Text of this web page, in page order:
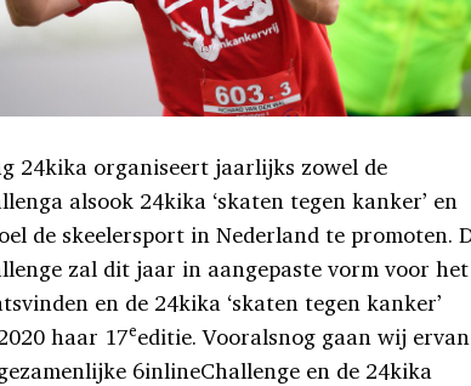
24kika organiseert jaarlijks zowel de
alsook 24kika ‘skaten tegen kanker’ en
de skeelersport in Nederland te promoten.
zal dit jaar in aangepaste vorm voor het
en de 24kika ‘skaten tegen kanker’
haar 17eeditie. Vooralsnog gaan wij ervan
6inlineChallenge en de 24kika